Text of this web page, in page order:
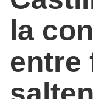
la
entre